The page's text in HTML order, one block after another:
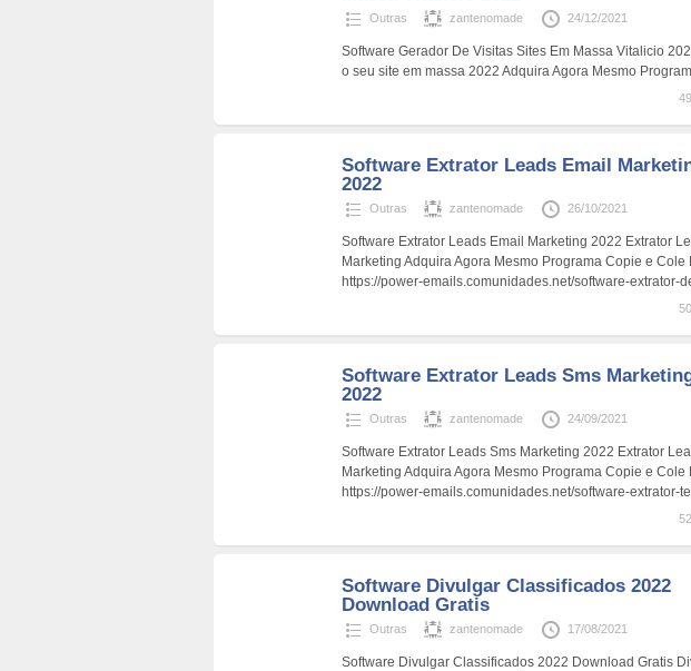
Outras zantenomade 24/12/2021
Software Gerador De Visitas Sites Em Massa Vitalicio
o seu site em massa 2022 Adquira Agora Mesmo
Software Extrator Leads Email
2022
Outras zantenomade 26/10/2021
Software Extrator Leads Email Marketing 2022 Extrator
Marketing Adquira Agora Mesmo Programa Copie e
https://power-emails.comunidades.net/software-extrator-
Software Extrator Leads Sms
2022
Outras zantenomade 24/09/2021
Software Extrator Leads Sms Marketing 2022 Extrator
Marketing Adquira Agora Mesmo Programa Copie e
https://power-emails.comunidades.net/software-extrator-
Software Divulgar Classificados 2022
Download Gratis
Outras zantenomade 17/08/2021
Software Divulgar Classificados 2022 Download Gratis